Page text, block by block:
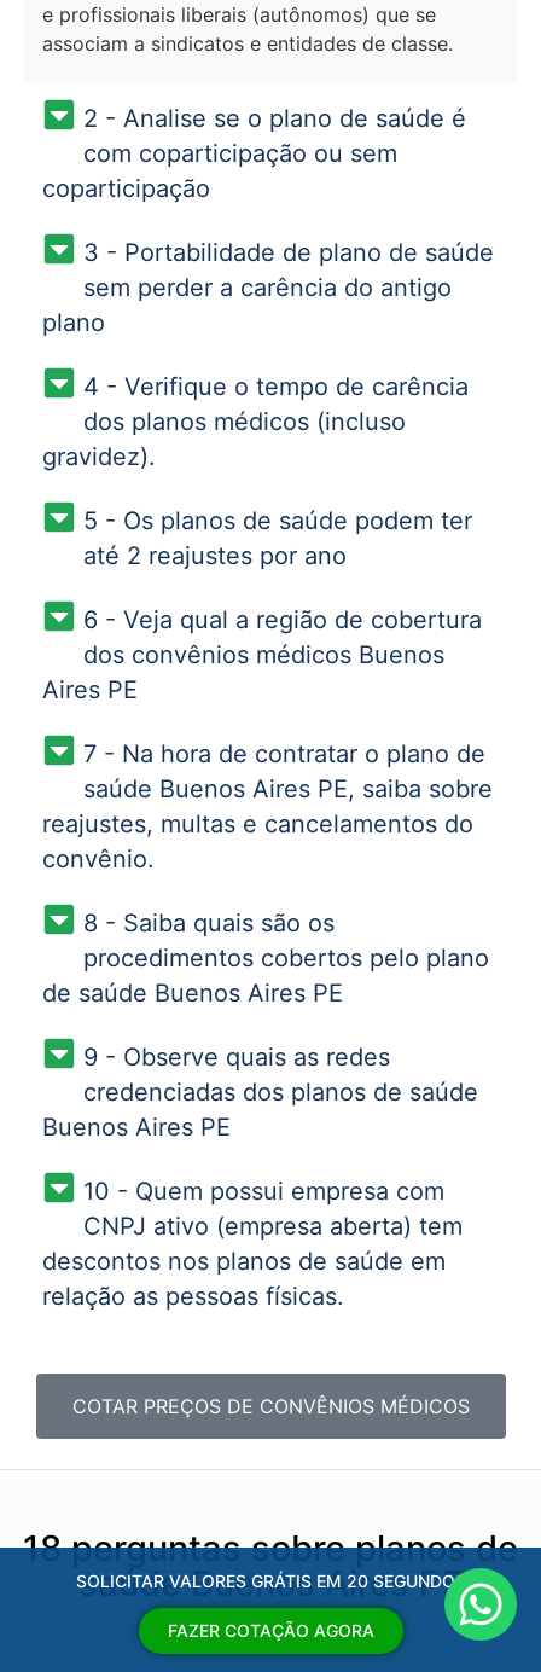
e profissionais liberais (autônomos) que se
associam a sindicatos e entidades de classe.
2 - Analise se o plano de saúde é
com coparticipação ou sem
coparticipação
3 - Portabilidade de plano de saúde
sem perder a carência do antigo
plano
4 - Verifique o tempo de carência
dos planos médicos (incluso
gravidez).
5 - Os planos de saúde podem ter
até 2 reajustes por ano
6 - Veja qual a região de cobertura
dos convênios médicos Buenos
Aires PE
7 - Na hora de contratar o plano de
saúde Buenos Aires PE, saiba sobre
reajustes, multas e cancelamentos do
convênio.
8 - Saiba quais são os
procedimentos cobertos pelo plano
de saúde Buenos Aires PE
9 - Observe quais as redes
credenciadas dos planos de saúde
Buenos Aires PE
10 - Quem possui empresa com
CNPJ ativo (empresa aberta) tem
descontos nos planos de saúde em
relação as pessoas físicas.
COTAR PREÇOS DE CONVÊNIOS MÉDICOS
18 perguntas sobre planos de
saúde Buenos Aires PE
SOLICITAR VALORES GRÁTIS EM 20 SEGUNDOS
FAZER COTAÇÃO AGORA